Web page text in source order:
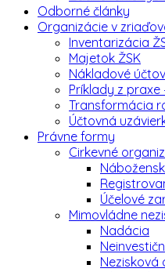
Odborné články
Organizácie v
Inventarizácia
Majetok ŽSK
Nákladové
Príklady z praxe
Transformácia
Účtovná
Právne formy
Cirkevné
Účelové
Mimovládne
Nadácia
Nezisková